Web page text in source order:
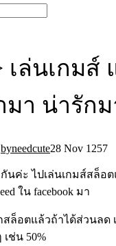
เล่นเกมส์
มา น่ารักม
needcute28 Nov 1257
นค่ะ ไปเล่นเกมส์สล็อ
ใน facebook มา
สล็อตแล้วถ้าได้ส่วนลด
ช่น 50%